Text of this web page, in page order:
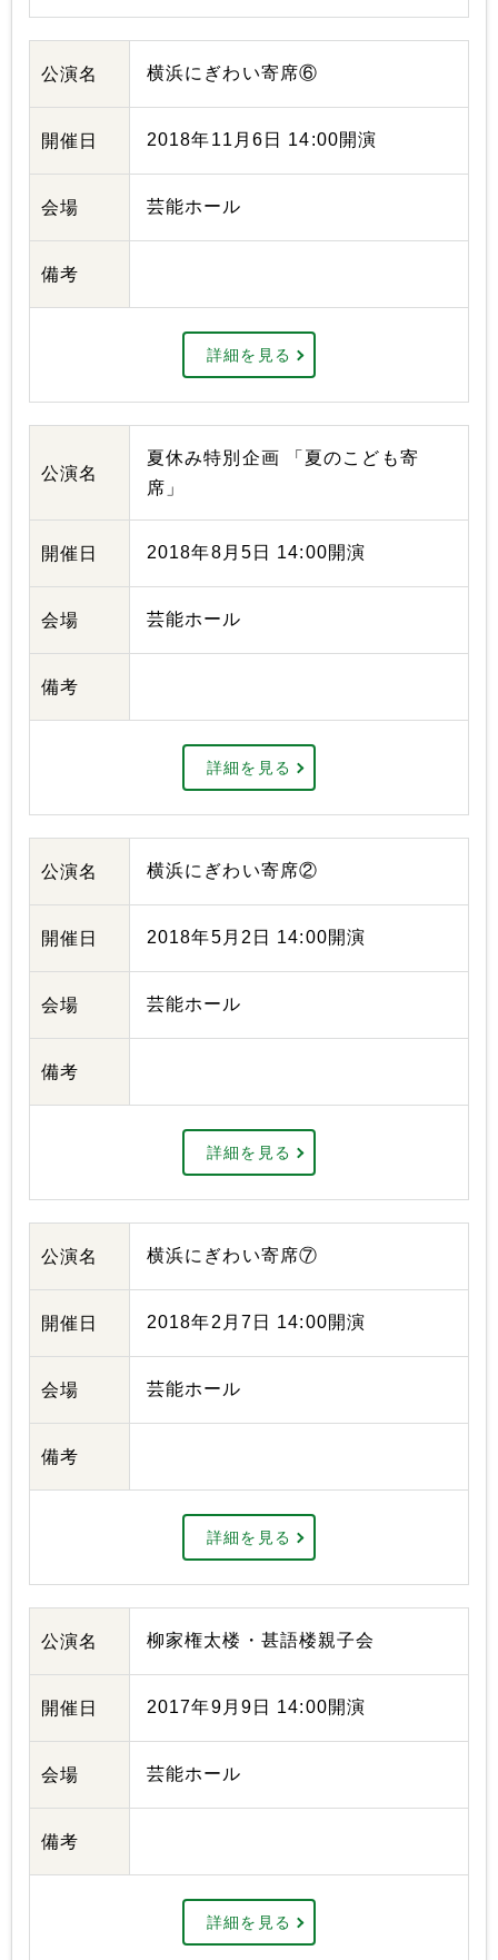
公演名 横浜にぎわい寄席⑥
開催日 2018年11月6日 14:00開演
会場 芸能ホール
備考
詳細を見る
公演名
夏休み特別企画 「夏のこども寄
席」
開催日 2018年8月5日 14:00開演
会場 芸能ホール
備考
詳細を見る
公演名 横浜にぎわい寄席②
開催日 2018年5月2日 14:00開演
会場 芸能ホール
備考
詳細を見る
公演名 横浜にぎわい寄席⑦
開催日 2018年2月7日 14:00開演
会場 芸能ホール
備考
詳細を見る
公演名 柳家権太楼・甚語楼親子会
開催日 2017年9月9日 14:00開演
会場 芸能ホール
備考
詳細を見る